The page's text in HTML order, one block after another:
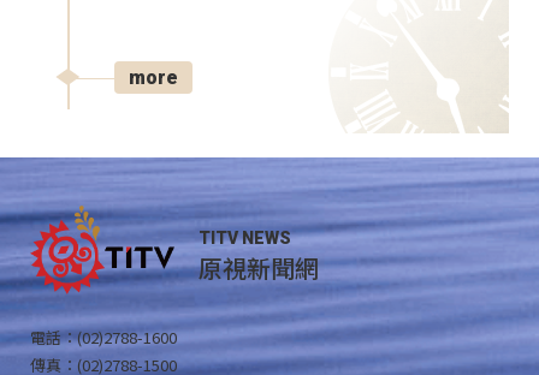
more
TITV NEWS
原視新聞網
電話：(02)2788-1600
傳真：(02)2788-1500